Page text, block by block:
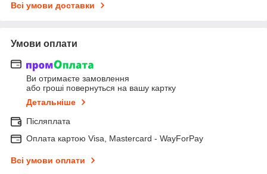
Всі умови доставки
Умови оплати
Ви отримаєте замовлення
або гроші повернуться на вашу картку
Детальніше
Післяплата
Оплата картою Visa, Mastercard - WayForPay
Всі умови оплати